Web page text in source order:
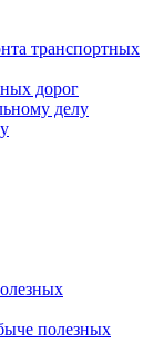
транспортных
дорог
делу
полезных